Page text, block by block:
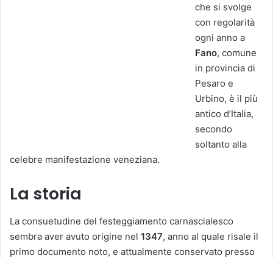
che si svolge
con regolarità
ogni anno a
Fano, comune
in provincia di
Pesaro e
Urbino, è il più
antico d’Italia,
secondo
soltanto alla
celebre manifestazione veneziana.
La storia
La consuetudine del festeggiamento carnascialesco
sembra aver avuto origine nel 1347, anno al quale risale il
primo documento noto, e attualmente conservato presso